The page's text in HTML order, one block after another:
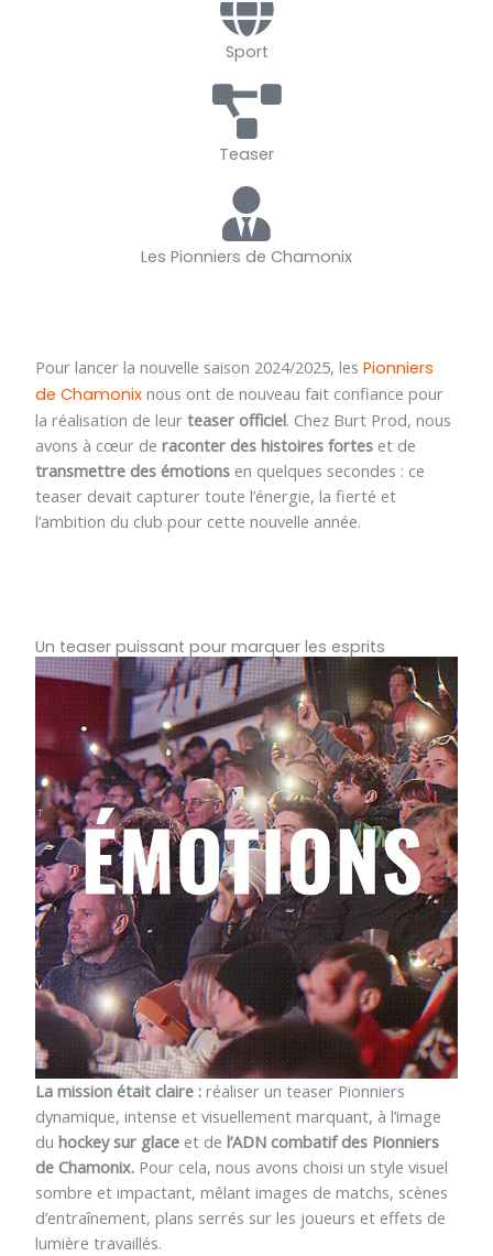
Sport
Teaser
Les Pionniers de Chamonix
Pour lancer la nouvelle saison 2024/2025, lesPionniers
de Chamonix nous ont de nouveau fait confiance pour
la réalisation de leurteaser officiel. Chez Burt Prod, nous
avons à cœur deraconter des histoires fortes et de
transmettre des émotions en quelques secondes : ce
teaser devait capturer toute l’énergie, la fierté et
l’ambition du club pour cette nouvelle année.
Un teaser puissant pour marquer les esprits
La mission était claire : réaliser un teaser Pionniers
dynamique, intense et visuellement marquant, à l’image
duhockey sur glace et del’ADN combatif des Pionniers
de Chamonix. Pour cela, nous avons choisi un style visuel
sombre et impactant, mêlant images de matchs, scènes
d’entraînement, plans serrés sur les joueurs et effets de
lumière travaillés.